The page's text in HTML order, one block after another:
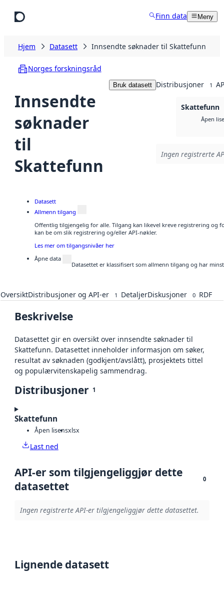
Finn data Meny
Hjem Datasett Innsendte søknader til Skattefunn
Norges forskningsråd
Innsendte
søknader
til
Skattefunn
Bruk datasett Distribusjoner 1
Skattefunn
Åpen
Ingen registrerte
Datasett
Allmenn tilgang
Offentlig tilgjengelig for alle. Tilgang kan likevel kreve registrering og
kan be om slik registrering og/eller API-nøkler.
Les mer om tilgangsnivåer her
Åpne data
Datasettet er klassifisert som allmenn tilgang og har
OversiktDistribusjoner og API-er 1 DetaljerDiskusjoner 0 RDF
Beskrivelse
Datasettet gir en oversikt over innsendte søknader til
Skattefunn. Datasettet inneholder informasjon om søker,
resultat av søknaden (godkjent/avslått), prosjektets tittel
og populærvitenskapelig sammendrag.
Distribusjoner 1
Skattefunn
Åpen lisensxlsx
Last ned
API-er som tilgjengeliggjør dette
datasettet
0
Ingen registrerte API-er tilgjengeliggjør dette datasettet.
Lignende datasett